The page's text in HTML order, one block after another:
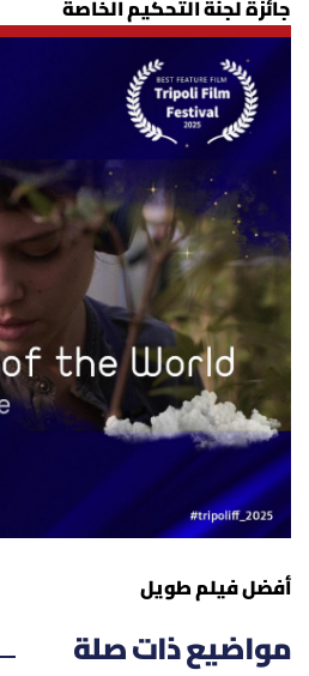
جائزة لجنة التحكيم الخاصة
أفضل فيلم طويل
مواضيع ذات صلة